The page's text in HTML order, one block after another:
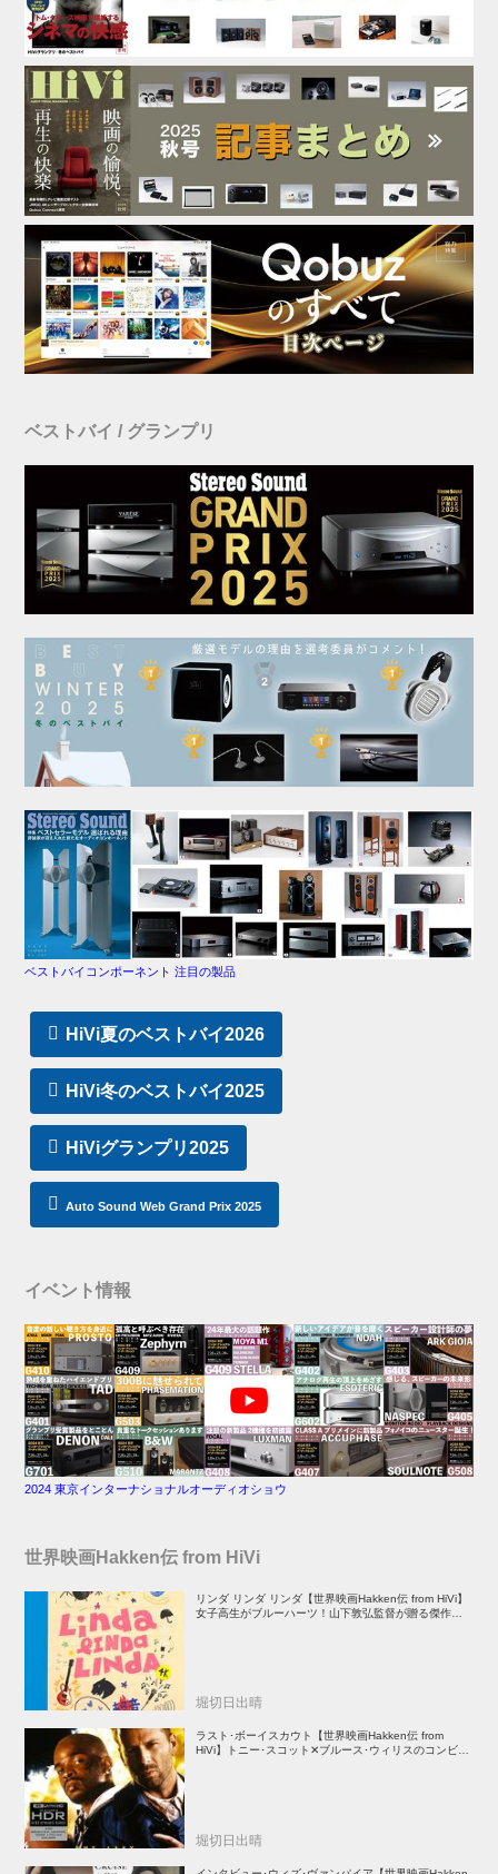
ベストバイ / グランプリ
ベストバイコンポーネント 注目の製品
HiVi夏のベストバイ2026
HiVi冬のベストバイ2025
HiViグランプリ2025
Auto Sound Web Grand Prix 2025
イベント情報
2024 東京インターナショナルオーディオショウ
世界映画Hakken伝 from HiVi
リンダ リンダ リンダ【世界映画Hakken伝 from HiVi】
女子高生がブルーハーツ！山下敦弘監督が贈る傑作青春
堀切日出晴
ラスト･ボーイスカウト【世界映画Hakken伝 from
HiVi】トニー･スコット✕ブルース･ウィリスのコンビが
堀切日出晴